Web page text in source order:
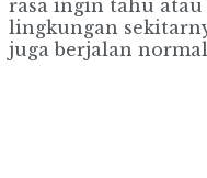
rasa ingin tahu
lingkungan
juga berjalan